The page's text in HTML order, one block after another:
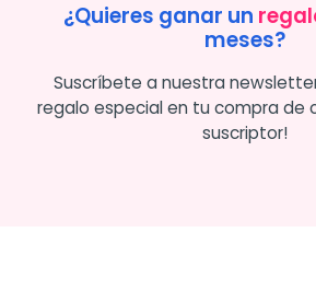
¿Quieres ganar un
meses?
Suscríbete a nuestra
regalo especial en tu compra de
suscriptor!